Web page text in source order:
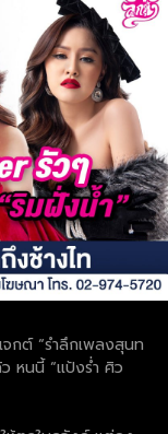
จกต์ “รำลึกเพลงสุนท
หนนี้ “แป้งร่ำ ศิว